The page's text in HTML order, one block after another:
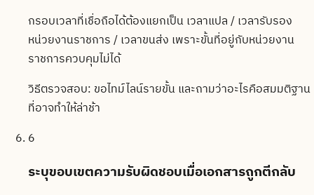
กรอบเวลาที่เชื่อถือได้ต้องแยกเป็น เวลาแปล / เวลารับรอง
หน่วยงานราชการ / เวลาขนส่ง เพราะขั้นที่อยู่กับหน่วยงาน
ราชการควบคุมไม่ได้
วิธีตรวจสอบ: ขอไทม์ไลน์รายขั้น และถามว่าอะไรคือสมมติฐาน
ที่อาจทำให้ล่าช้า
6
ระบุขอบเขตความรับผิดชอบเมื่อเอกสารถูกตีกลับ